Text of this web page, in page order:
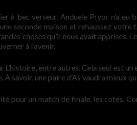
à bec verseur. Anduele Pryor n’a eu
seconde maison et rehaussez
choses qu’il nous avait apprises.
à l’avenir.
entre autres. Cela seul est
À savoir, une paire d’As vaudra mieux
pour un match de finale, les cotes.